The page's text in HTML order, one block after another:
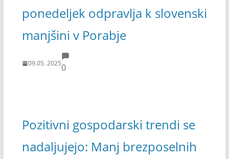
ponedeljek odpravlja k slovenski
manjšini v Porabje
09.05. 20250
Pozitivni gospodarski trendi se
nadaljujejo: Manj brezposelnih